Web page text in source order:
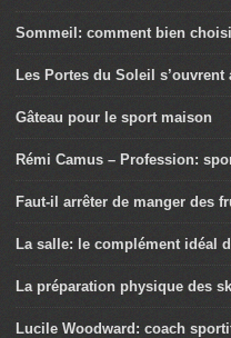
Sommeil: comment bien
Les Portes du Soleil
Gâteau pour le sport maison
Rémi Camus – Profession:
Faut-il arrêter de manger des
La salle: le complément idéal
La préparation physique des
Lucile Woodward: coach